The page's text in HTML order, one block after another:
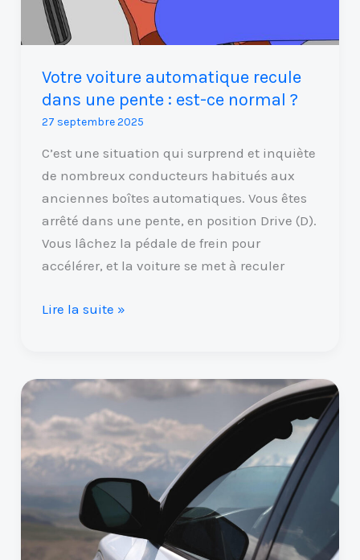
Votre voiture automatique recule
dans une pente : est-ce normal ?
27 septembre 2025
C’est une situation qui surprend et inquiète
de nombreux conducteurs habitués aux
anciennes boîtes automatiques. Vous êtes
arrêté dans une pente, en position Drive (D).
Vous lâchez la pédale de frein pour
accélérer, et la voiture se met à reculer
pente
ce
normal
?
Lire la suite »
Ma
vitre
de
voiture
descend
toute
seule